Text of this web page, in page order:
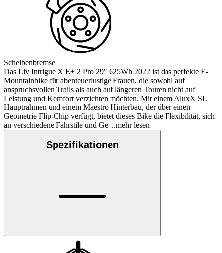
Scheibenbremse
Das Liv Intrigue X E+ 2 Pro 29" 625Wh 2022 ist das perfekte E-
Mountainbike für abenteuerlustige Frauen, die sowohl auf
anspruchsvollen Trails als auch auf längeren Touren nicht auf
Leistung und Komfort verzichten möchten. Mit einem AluxX SL
Hauptrahmen und einem Maestro Hinterbau, der über einen
Geometrie Flip-Chip verfügt, bietet dieses Bike die Flexibilität, sich
an verschiedene Fahrstile und Ge ...mehr lesen
Spezifikationen